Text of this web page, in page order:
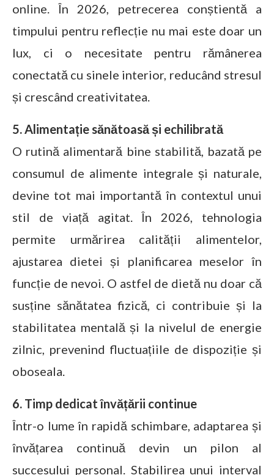
online. În 2026, petrecerea conștientă a
timpului pentru reflecție nu mai este doar un
lux, ci o necesitate pentru rămânerea
conectată cu sinele interior, reducând stresul
și crescând creativitatea.
5. Alimentație sănătoasă și echilibrată
O rutină alimentară bine stabilită, bazată pe
consumul de alimente integrale și naturale,
devine tot mai importantă în contextul unui
stil de viață agitat. În 2026, tehnologia
permite urmărirea calității alimentelor,
ajustarea dietei și planificarea meselor în
funcție de nevoi. O astfel de dietă nu doar că
susține sănătatea fizică, ci contribuie și la
stabilitatea mentală și la nivelul de energie
zilnic, prevenind fluctuațiile de dispoziție și
oboseala.
6. Timp dedicat învățării continue
Într-o lume în rapidă schimbare, adaptarea și
învățarea continuă devin un pilon al
succesului personal. Stabilirea unui interval